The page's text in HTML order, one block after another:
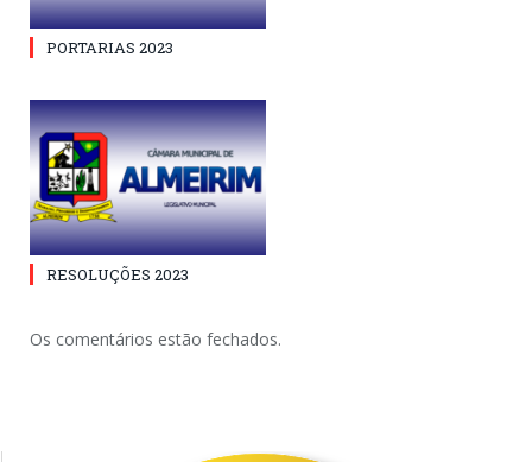
PORTARIAS 2023
RESOLUÇÕES 2023
Os comentários estão fechados.